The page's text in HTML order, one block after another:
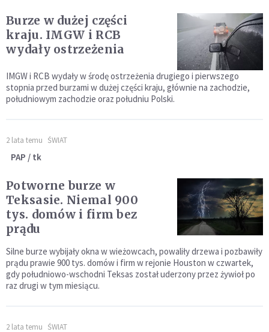
Burze w dużej części
kraju. IMGW i RCB
wydały ostrzeżenia
IMGW i RCB wydały w środę ostrzeżenia drugiego i pierwszego
stopnia przed burzami w dużej części kraju, głównie na zachodzie,
południowym zachodzie oraz południu Polski.
2 lata temu ŚWIAT
PAP / tk
Potworne burze w
Teksasie. Niemal 900
tys. domów i firm bez
prądu
Silne burze wybijały okna w wieżowcach, powaliły drzewa i pozbawiły
prądu prawie 900 tys. domów i firm w rejonie Houston w czwartek,
gdy południowo-wschodni Teksas został uderzony przez żywioł po
raz drugi w tym miesiącu.
2 lata temu ŚWIAT